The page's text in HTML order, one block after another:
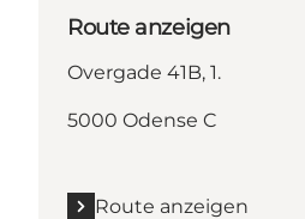
Route anzeigen
Overgade 41B, 1.
5000 Odense C
Route anzeigen